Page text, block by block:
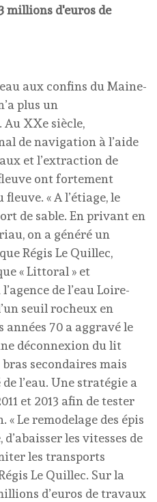
millions d'euros de
aux confins du Maine-
plus un
XXe siècle,
de navigation à l’aide
et l’extraction de
ont fortement
« A l’étiage, le
de sable. En privant en
on a généré un
Régis Le Quillec,
« Littoral » et
de l’eau Loire-
seuil rocheux en
années 70 a aggravé le
déconnexion du lit
secondaires mais
l’eau. Une stratégie a
et 2013 afin de tester
Le remodelage des épis
les vitesses de
les transports
Le Quillec. Sur la
d’euros de travaux